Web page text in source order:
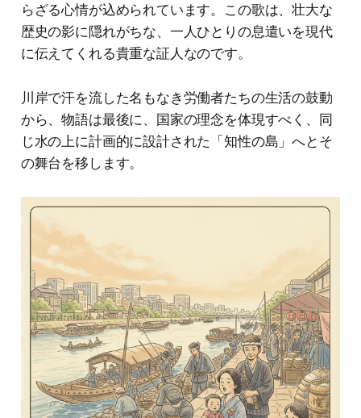
らざる心情が込められています。この歌は、壮大な
歴史の影に隠れがちな、一人ひとりの息遣いを現代
に伝えてくれる貴重な証人なのです。
川岸で汗を流した名もなき労働者たちの生活の鼓動
から、物語は最後に、国家の理念を体現すべく、同
じ水の上に計画的に設計された「知性の島」へとそ
の舞台を移します。